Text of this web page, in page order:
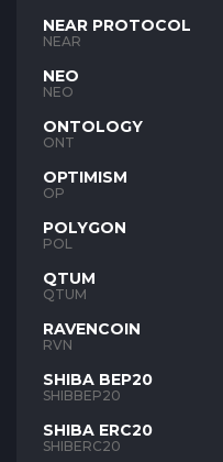
NEAR PROTOCOL
NEAR
NEO
NEO
ONTOLOGY
ONT
OPTIMISM
OP
POLYGON
POL
QTUM
QTUM
RAVENCOIN
RVN
SHIBA BEP20
SHIBBEP20
SHIBA ERC20
SHIBERC20